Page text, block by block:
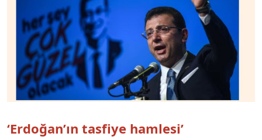
‘Erdoğan’ın tasfiye hamlesi’